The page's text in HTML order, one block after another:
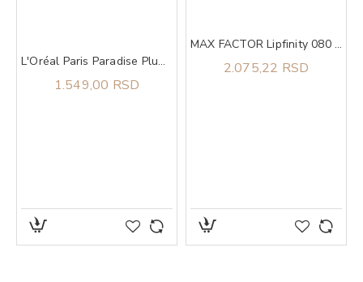
L'Oréal Paris Paradise Plump Ambition Ulje Za Usne 641 Latte Glace
1.549,00 RSD
MAX FACTOR Lipfinity 080 starglow
2.075,22 RSD